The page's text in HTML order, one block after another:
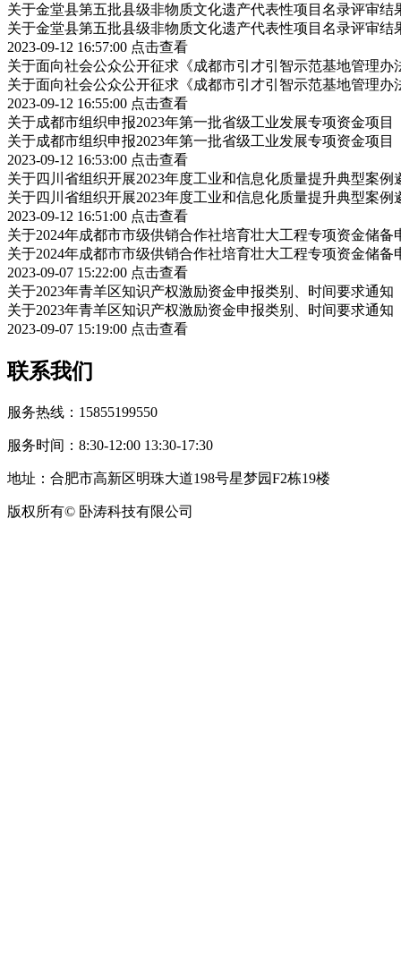
关于金堂县第五批县级非物质文化遗产代表性项目名录评审结
关于金堂县第五批县级非物质文化遗产代表性项目名录评审结
2023-09-12 16:57:00 点击查看
关于面向社会公众公开征求《成都市引才引智示范基地管理办
关于面向社会公众公开征求《成都市引才引智示范基地管理办
2023-09-12 16:55:00 点击查看
关于成都市组织申报2023年第一批省级工业发展专项资金项
关于成都市组织申报2023年第一批省级工业发展专项资金项
2023-09-12 16:53:00 点击查看
关于四川省组织开展2023年度工业和信息化质量提升典型案例
关于四川省组织开展2023年度工业和信息化质量提升典型案例
2023-09-12 16:51:00 点击查看
关于2024年成都市市级供销合作社培育壮大工程专项资金储
关于2024年成都市市级供销合作社培育壮大工程专项资金储
2023-09-07 15:22:00 点击查看
关于2023年青羊区知识产权激励资金申报类别、时间要求通知
关于2023年青羊区知识产权激励资金申报类别、时间要求通知
2023-09-07 15:19:00 点击查看
联系我们
服务热线：15855199550
服务时间：8:30-12:00 13:30-17:30
地址：合肥市高新区明珠大道198号星梦园F2栋19楼
版权所有© 卧涛科技有限公司